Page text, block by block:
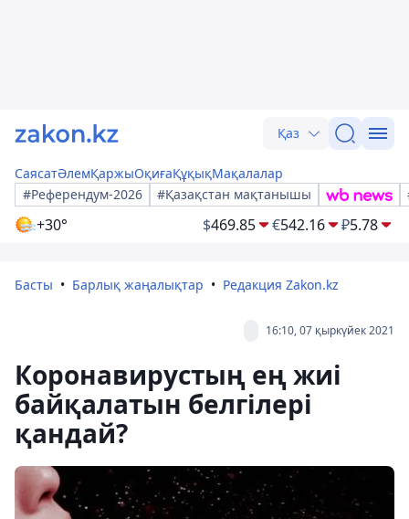
Қаз
СаясатӘлемҚаржыОқиғаҚұқықМақалалар
#Референдум-2026
#Қазақстан мақтанышы
+30° $469.85 €542.16 ₽5.78
Басты Барлық жаңалықтар Редакция Zakon.kz
16:10, 07 қыркүйек 2021
Коронавирустың ең жиі
байқалатын белгілері
қандай?